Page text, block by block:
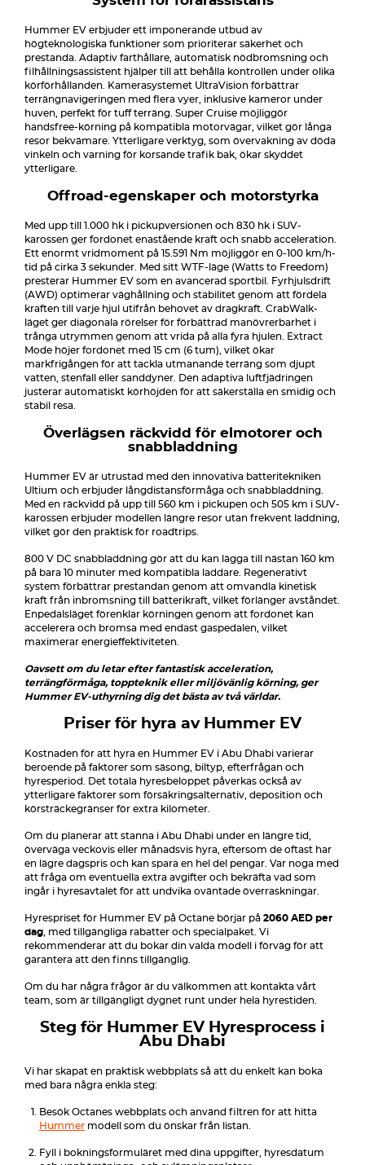
Hummer EV erbjuder ett imponerande utbud av
högteknologiska funktioner som prioriterar säkerhet och
prestanda. Adaptiv farthållare, automatisk nödbromsning och
filhållningsassistent hjälper till att behålla kontrollen under olika
körförhållanden. Kamerasystemet UltraVision förbättrar
terrängnavigeringen med flera vyer, inklusive kameror under
huven, perfekt för tuff terräng. Super Cruise möjliggör
handsfree-körning på kompatibla motorvägar, vilket gör långa
resor bekvämare. Ytterligare verktyg, som övervakning av döda
vinkeln och varning för korsande trafik bak, ökar skyddet
ytterligare.
Offroad-egenskaper och motorstyrka
Med upp till 1.000 hk i pickupversionen och 830 hk i SUV-
karossen ger fordonet enastående kraft och snabb acceleration.
Ett enormt vridmoment på 15.591 Nm möjliggör en 0-100 km/h-
tid på cirka 3 sekunder. Med sitt WTF-läge (Watts to Freedom)
presterar Hummer EV som en avancerad sportbil. Fyrhjulsdrift
(AWD) optimerar väghållning och stabilitet genom att fördela
kraften till varje hjul utifrån behovet av dragkraft. CrabWalk-
läget ger diagonala rörelser för förbättrad manövrerbarhet i
trånga utrymmen genom att vrida på alla fyra hjulen. Extract
Mode höjer fordonet med 15 cm (6 tum), vilket ökar
markfrigången för att tackla utmanande terräng som djupt
vatten, stenfall eller sanddyner. Den adaptiva luftfjädringen
justerar automatiskt körhöjden för att säkerställa en smidig och
stabil resa.
Överlägsen räckvidd för elmotorer och
snabbladdning
Hummer EV är utrustad med den innovativa batteritekniken
Ultium och erbjuder långdistansförmåga och snabbladdning.
Med en räckvidd på upp till 560 km i pickupen och 505 km i SUV-
karossen erbjuder modellen längre resor utan frekvent laddning,
vilket gör den praktisk för roadtrips.
800 V DC snabbladdning gör att du kan lägga till nästan 160 km
på bara 10 minuter med kompatibla laddare. Regenerativt
system förbättrar prestandan genom att omvandla kinetisk
kraft från inbromsning till batterikraft, vilket förlänger avståndet.
Enpedalsläget förenklar körningen genom att fordonet kan
accelerera och bromsa med endast gaspedalen, vilket
maximerar energieffektiviteten.
Oavsett om du letar efter fantastisk acceleration,
terrängförmåga, toppteknik eller miljövänlig körning, ger
Hummer EV-uthyrning dig det bästa av två världar.
Priser för hyra av Hummer EV
Kostnaden för att hyra en Hummer EV i Abu Dhabi varierar
beroende på faktorer som säsong, biltyp, efterfrågan och
hyresperiod. Det totala hyresbeloppet påverkas också av
ytterligare faktorer som försäkringsalternativ, deposition och
körsträckegränser för extra kilometer.
Om du planerar att stanna i Abu Dhabi under en längre tid,
överväga veckovis eller månadsvis hyra, eftersom de oftast har
en lägre dagspris och kan spara en hel del pengar. Var noga med
att fråga om eventuella extra avgifter och bekräfta vad som
ingår i hyresavtalet för att undvika oväntade överraskningar.
Hyrespriset för Hummer EV på Octane börjar på 2060 AED per
dag , med tillgängliga rabatter och specialpaket. Vi
rekommenderar att du bokar din valda modell i förväg för att
garantera att den finns tillgänglig.
Om du har några frågor är du välkommen att kontakta vårt
team, som är tillgängligt dygnet runt under hela hyrestiden.
Steg för Hummer EV Hyresprocess i
Abu Dhabi
Vi har skapat en praktisk webbplats så att du enkelt kan boka
med bara några enkla steg:
Besök Octanes webbplats och använd filtren för att hitta
Hummer modell som du önskar från listan.
Fyll i bokningsformuläret med dina uppgifter, hyresdatum